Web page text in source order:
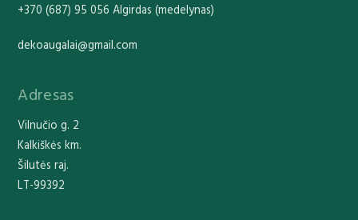
+370 (687) 95 056 Algirdas (medelynas)
dekoaugalai@gmail.com
Adresas
Vilnučio g. 2
Kalkiškės km.
Šilutės raj.
LT-99392